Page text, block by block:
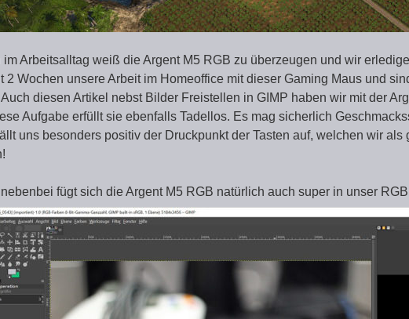
im Arbeitsalltag weiß die Argent M5 RGB zu überzeugen und wir
2 Wochen unsere Arbeit im Homeoffice mit dieser Gaming Maus und
diesen Artikel nebst Bilder Freistellen in GIMP haben wir mit der
Aufgabe erfüllt sie ebenfalls Tadellos. Es mag sicherlich
uns besonders positiv der Druckpunkt der Tasten auf, welchen wir als
fügt sich die Argent M5 RGB natürlich auch super in unser